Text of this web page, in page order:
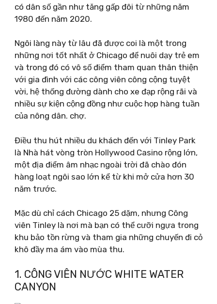
có dân số gần như tăng gấp đôi từ những năm
1980 đến năm 2020.
Ngôi làng này từ lâu đã được coi là một trong
những nơi tốt nhất ở Chicago để nuôi dạy trẻ em
và trong đó có vô số điểm tham quan thân thiện
với gia đình với các công viên công cộng tuyệt
vời, hệ thống đường dành cho xe đạp rộng rãi và
nhiều sự kiện cộng đồng như cuộc họp hàng tuần
của nông dân. chợ.
Điều thu hút nhiều du khách đến với Tinley Park
là Nhà hát vòng tròn Hollywood Casino rộng lớn,
một địa điểm âm nhạc ngoài trời đã chào đón
hàng loạt ngôi sao lớn kể từ khi mở cửa hơn 30
năm trước.
Mặc dù chỉ cách Chicago 25 dặm, nhưng Công
viên Tinley là nơi mà bạn có thể cưỡi ngựa trong
khu bảo tồn rừng và tham gia những chuyến đi cỏ
khô đầy ma ám vào mùa thu.
1. CÔNG VIÊN NƯỚC WHITE WATER
CANYON